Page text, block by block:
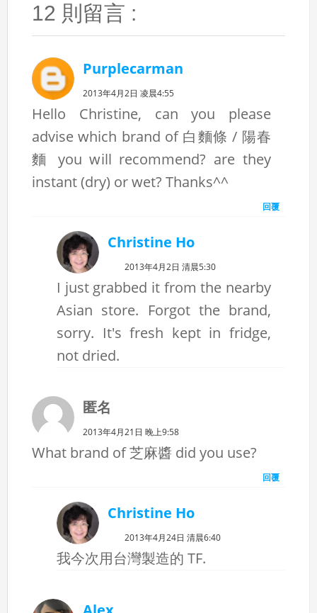
12 則留言 :
Purplecarman
2013年4月2日 凌晨4:55
Hello Christine, can you please
advise which brand of 白麵條 / 陽春
麵 you will recommend? are they
instant (dry) or wet? Thanks^^
回覆
Christine Ho
2013年4月2日 清晨5:30
I just grabbed it from the nearby
Asian store. Forgot the brand,
sorry. It's fresh kept in fridge,
not dried.
匿名
2013年4月21日 晚上9:58
What brand of 芝麻醬 did you use?
回覆
Christine Ho
2013年4月24日 清晨6:40
我今次用台灣製造的 TF.